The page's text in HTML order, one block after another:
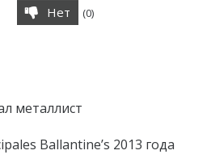
Нет (0)
металлист
Ballantine’s 2013 года